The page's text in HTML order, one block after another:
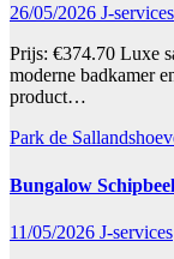
26/05/2026 J-services
Prijs: €374.70 Luxe
moderne badkamer
product…
Park de
Bungalow
11/05/2026 J-services